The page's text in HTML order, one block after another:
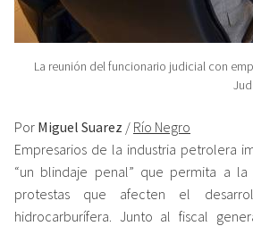
La reunión del funcionario judicial con
Por Miguel Suarez / Río Negro
Empresarios de la industria petrolera
“un blindaje penal” que permita a la
protestas que afecten el
hidrocarburífera. Junto al fiscal